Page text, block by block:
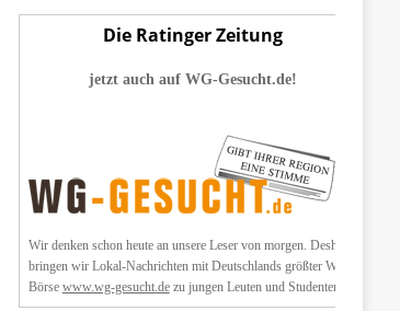
Die Ratinger Zeitung
jetzt auch auf WG-Gesucht.de!
Wir denken schon heute an unsere Leser von morgen. Deshalb
bringen wir Lokal-Nachrichten mit Deutschlands größter WG-
Börse www.wg-gesucht.dezu jungen Leuten und Studenten.